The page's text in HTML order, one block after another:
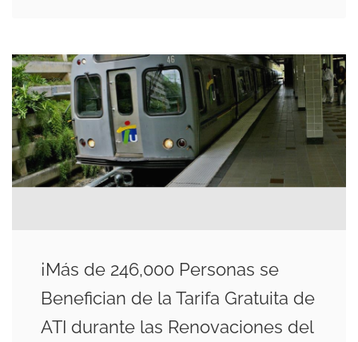
¡Más de 246,000 Personas se
Benefician de la Tarifa Gratuita de
ATI durante las Renovaciones del